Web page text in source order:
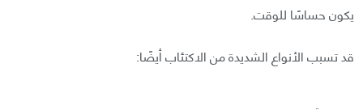
يكون حساسًا للوقت.
قد تسبب الأنواع الشديدة من الاكتئاب أيضًا: